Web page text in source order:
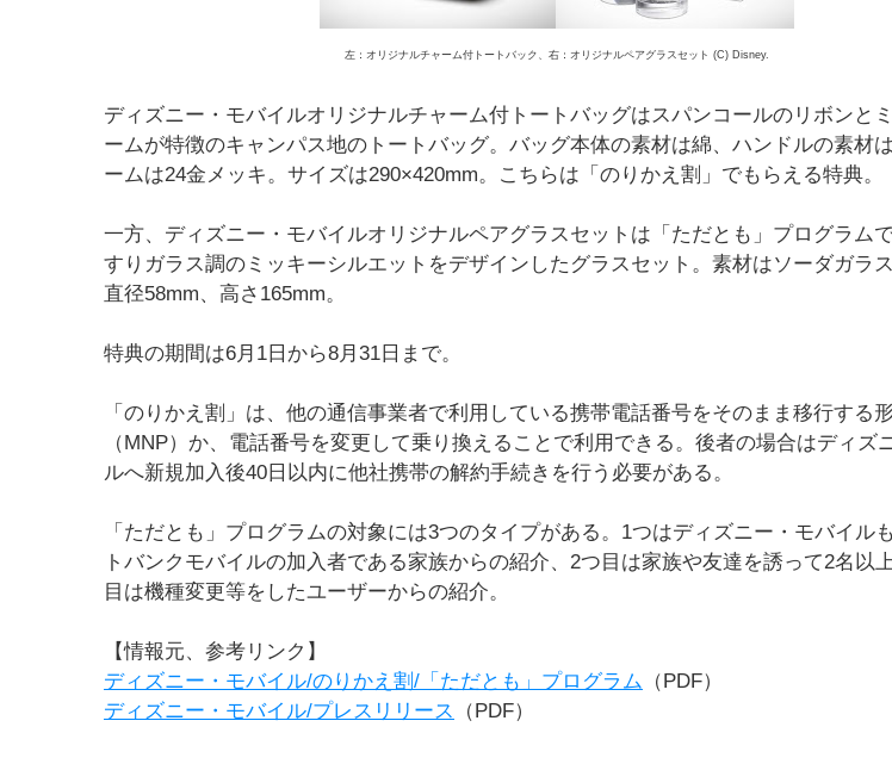
左：オリジナルチャーム付トートバック、右：オリジナルペアグラスセット (C) Disney.
ディズニー・モバイルオリジナルチャーム付トートバッグはスパンコールのリボンと
ームが特徴のキャンパス地のトートバッグ。バッグ本体の素材は綿、ハンドルの素材
ームは24金メッキ。サイズは290×420mm。こちらは「のりかえ割」でもらえる特典。
一方、ディズニー・モバイルオリジナルペアグラスセットは「ただとも」プログラムで
すりガラス調のミッキーシルエットをデザインしたグラスセット。素材はソーダガラ
直径58mm、高さ165mm。
特典の期間は6月1日から8月31日まで。
「のりかえ割」は、他の通信事業者で利用している携帯電話番号をそのまま移行する
（MNP）か、電話番号を変更して乗り換えることで利用できる。後者の場合はディズ
ルへ新規加入後40日以内に他社携帯の解約手続きを行う必要がある。
「ただとも」プログラムの対象には3つのタイプがある。1つはディズニー・モバイル
トバンクモバイルの加入者である家族からの紹介、2つ目は家族や友達を誘って2名以
目は機種変更等をしたユーザーからの紹介。
【情報元、参考リンク】
ディズニー・モバイル/のりかえ割/「ただとも」プログラム （PDF）
ディズニー・モバイル/プレスリリース
（PDF）